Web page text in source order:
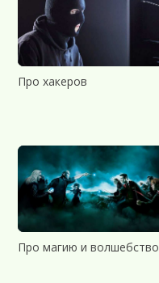
Про хакеров
Про магию и волшебство